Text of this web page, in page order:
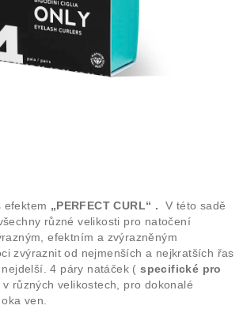
efektem „PERFECT CURL“ .V této sadě
různé velikosti pro natočení
efektním a zvýrazněným
zvýraznit od nejmenších a nejkratších řas
4 páry natáček ( specifické pro
v různých velikostech, pro dokonalé
ven.